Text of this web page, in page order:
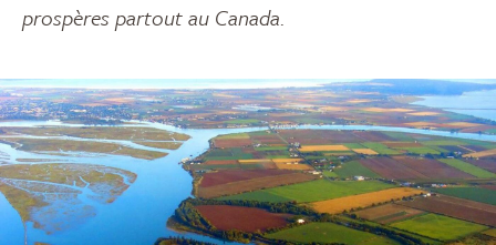
prospères partout au Canada.